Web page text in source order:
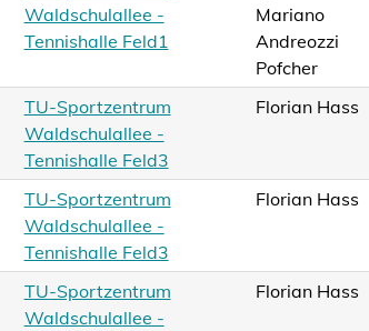
Waldschulallee -
Tennishalle Feld1
Mariano
Andreozzi
Pofcher
TU-Sportzentrum
Waldschulallee -
Tennishalle Feld3
Florian Hass
TU-Sportzentrum
Waldschulallee -
Tennishalle Feld3
Florian Hass
TU-Sportzentrum
Waldschulallee -
Florian Hass